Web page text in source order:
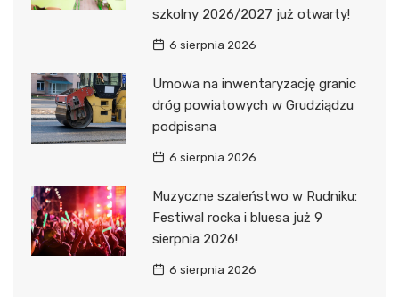
szkolny 2026/2027 już otwarty!
6 sierpnia 2026
Umowa na inwentaryzację granic
dróg powiatowych w Grudziądzu
podpisana
6 sierpnia 2026
Muzyczne szaleństwo w Rudniku:
Festiwal rocka i bluesa już 9
sierpnia 2026!
6 sierpnia 2026